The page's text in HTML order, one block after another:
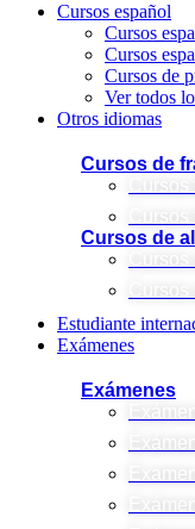
Cursos español
Cursos
Cursos
Cursos de
Ver todos
Otros idiomas
Cursos de
Cursos de
Estudiante
Exámenes
Exámenes